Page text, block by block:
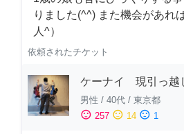
りました(^^) また機会があれ
人^）
依頼されたチケット
ケーナイ 現引っ越
男性 / 40代 / 東京都
sentiment_satisfied 257 sentiment_neutral 14 sentiment_dissatisfied 1